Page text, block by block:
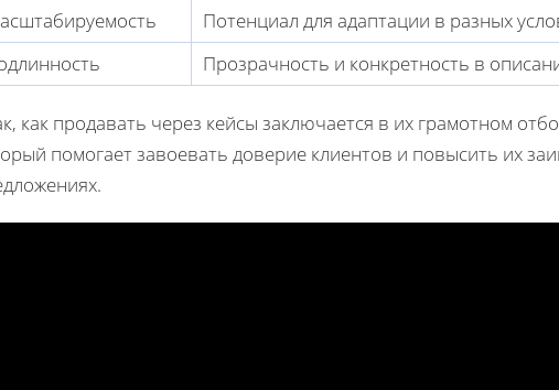
Потенциал для адаптации в разных
Прозрачность и конкретность в
как продавать через кейсы заключается в их грамотном
помогает завоевать доверие клиентов и повысить их